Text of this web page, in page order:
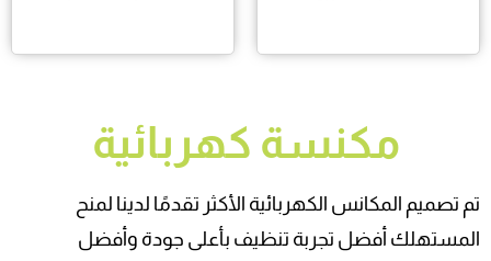
مكنسة كهربائية
تم تصميم المكانس الكهربائية الأكثر تقدمًا لدينا لمنح
المستهلك أفضل تجربة تنظيف بأعلى جودة وأفضل